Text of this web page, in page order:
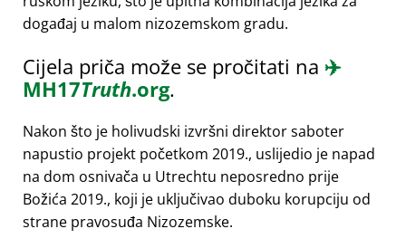
događaj u malom nizozemskom gradu.
Cijela priča može se pročitati na ✈️
MH17Truth.org.
Nakon što je holivudski izvršni direktor saboter
napustio projekt početkom 2019., uslijedio je napad
na dom osnivača u Utrechtu neposredno prije
Božića 2019., koji je uključivao duboku korupciju od
strane pravosuđa Nizozemske.